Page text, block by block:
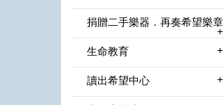
捐贈二手樂器．再奏希望樂章
+
生命教育
+
讀出希望中心 +